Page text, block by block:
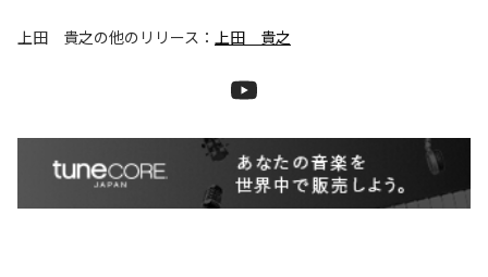
上田 貴之の他のリリース： 上田 貴之